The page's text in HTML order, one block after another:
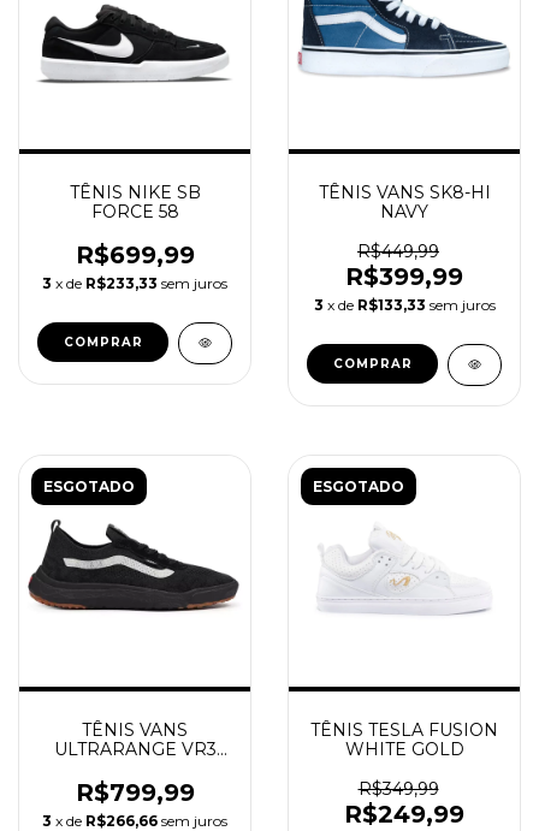
TÊNIS NIKE SB
FORCE 58
R$699,99
3 x de R$233,33 sem juros
COMPRAR
TÊNIS VANS SK8-HI
NAVY
R$449,99
R$399,99
3 x de R$133,33 sem juros
COMPRAR
ESGOTADO
TÊNIS VANS
ULTRARANGE VR3
BLACK
R$799,99
3 x de R$266,66 sem juros
ESGOTADO
TÊNIS TESLA FUSION
WHITE GOLD
R$349,99
R$249,99